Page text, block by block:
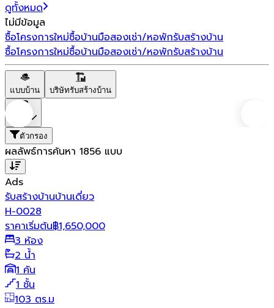
ดูทั้งหมด
ไม่มีข้อมูล
ซื้อโครงการใหม่ซื้อบ้านมือสองเช่า/หอพักรับสร้างบ้าน
ซื้อโครงการใหม่ซื้อบ้านมือสองเช่า/หอพักรับสร้างบ้าน
แบบบ้าน บริษัทรับสร้างบ้าน
ตัวกรอง
ผลลัพธ์การค้นหา 1856 แบบ
Ads
รับสร้างบ้านบ้านเดี่ยว
H-0028
ราคาเริ่มต้น฿1,650,000
3 ห้อง
2 น้ำ
1 คัน
1 ชั้น
103 ตร.ม